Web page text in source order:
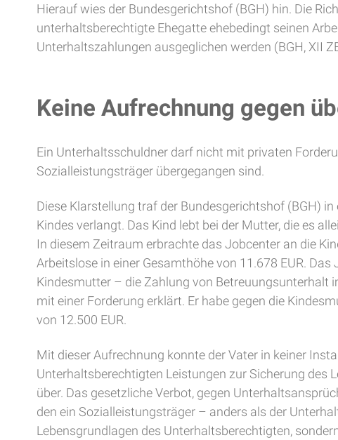
Hierauf wies der Bundesgerichtshof (BGH) hin. Die
unterhaltsberechtigte Ehegatte ehebedingt seinen
Unterhaltszahlungen ausgeglichen werden (BGH, XII
Keine Aufrechnung gegen
Ein Unterhaltsschuldner darf nicht mit privaten
Sozialleistungsträger übergegangen sind.
Diese Klarstellung traf der Bundesgerichtshof (BGH)
Kindes verlangt. Das Kind lebt bei der Mutter, die es
In diesem Zeitraum erbrachte das Jobcenter an die
Arbeitslose in einer Gesamthöhe von 11.678 EUR.
Kindesmutter – die Zahlung von Betreuungsunterhalt
mit einer Forderung erklärt. Er habe gegen die
von 12.500 EUR.
Mit dieser Aufrechnung konnte der Vater in keiner
Unterhaltsberechtigten Leistungen zur Sicherung des
über. Das gesetzliche Verbot, gegen
den ein Sozialleistungsträger – anders als der
Lebensgrundlagen des Unterhaltsberechtigten,